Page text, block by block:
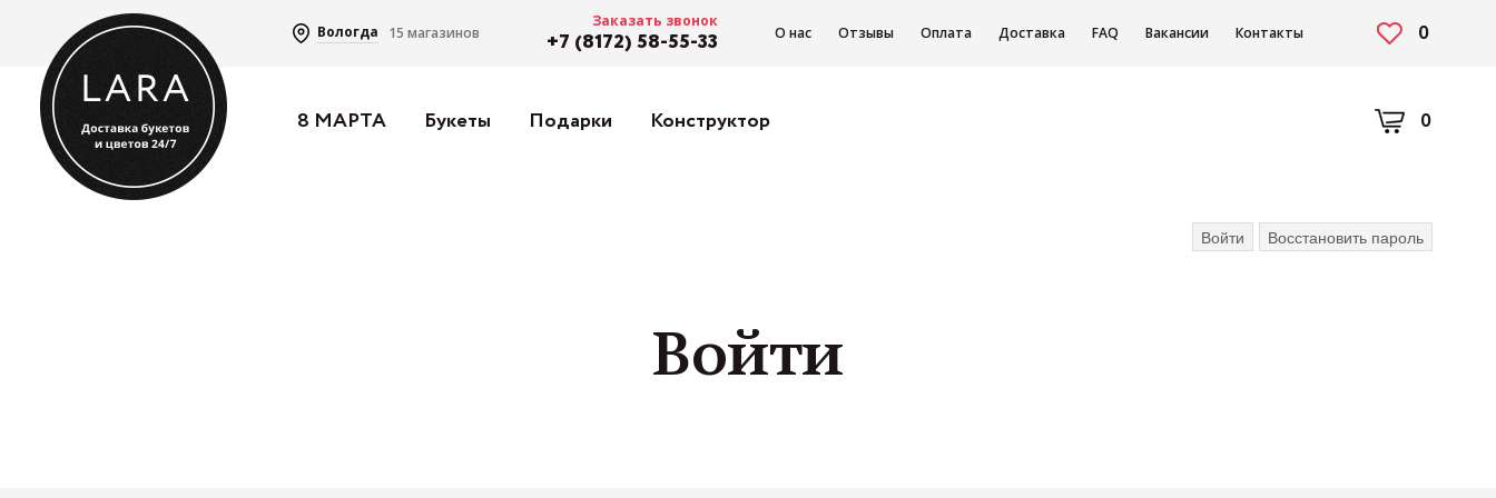
Вологда 15 магазинов
Заказать звонок
+7 (8172) 58-55-33 О нас Отзывы Оплата Доставка FAQ Вакансии Контакты 0
8 МАРТА Букеты Подарки Конструктор 0
Главные
Войти (активная вкладка)
Восстановить пароль
Войти